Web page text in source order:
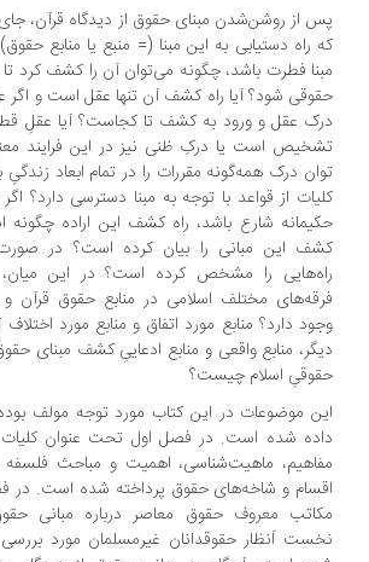
از روشن‌شدن مبنای حقوق از دیدگاه قرآن، جای
راه دستیابی به این مبنا (= منبع یا منابع حقوق)
فطرت باشد، چگونه می‌توان آن را کشف کرد تا تبدیل
شود؟ آیا راه کشف آن تنها عقل است و اگر عقل
عقل و ورود به کشف تا کجاست؟ آیا عقلِ قطعی
است یا درکِ ظنی نیز در این فرایند معتبر
درک همه‌گونه مقررات را در تمام ابعاد زندگیِ بشر
از قواعد با توجه به مبنا دسترسی دارد؟ اگر مبنای
شارع باشد، راه کشف این اراده چگونه است؟
این مبانی را بیان کرده است؟ در صورت
را مشخص کرده است؟ در این میان، آیا
مختلف اسلامی در منابع حقوق قرآن و در
دارد؟ منابع مورد اتفاق و منابع مورد اختلاف
منابع واقعی و منابع ادعاییِ کشف مبنای حقوق،
اسلام چیست؟
موضوعات در این کتاب مورد توجه مولف بوده و به
شده است. در فصل اول تحت عنوان کلیات به
ماهیت‌شناسی، اهمیت و مباحث فلسفه
و شاخه‌های حقوق پرداخته شده است. در فصل
معروف حقوق معاصر درباره مبانی حقوق
اَنظار حقوقدانان غیرمسلمان مورد بررسی قرار